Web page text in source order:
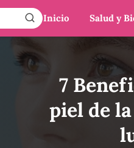
Inicio Salud y
7
piel de